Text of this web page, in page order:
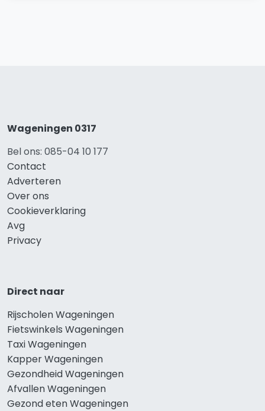
Wageningen 0317
Bel ons: 085-04 10 177
Contact
Adverteren
Over ons
Cookieverklaring
Avg
Privacy
Direct naar
Rijscholen Wageningen
Fietswinkels Wageningen
Taxi Wageningen
Kapper Wageningen
Gezondheid Wageningen
Afvallen Wageningen
Gezond eten Wageningen